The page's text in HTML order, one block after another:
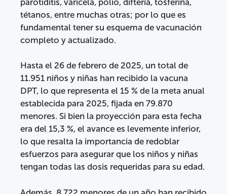
tétanos, entre muchas otras; por lo que es
fundamental tener su esquema de vacunación
completo y actualizado.
Hasta el 26 de febrero de 2025, un total de
11.951 niños y niñas han recibido la vacuna
DPT, lo que representa el 15 % de la meta anual
establecida para 2025, fijada en 79.870
menores. Si bien la proyección para esta fecha
era del 15,3 %, el avance es levemente inferior,
lo que resalta la importancia de redoblar
esfuerzos para asegurar que los niños y niñas
tengan todas las dosis requeridas para su edad.